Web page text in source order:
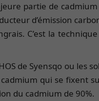
partie de
d’émission
C’est la
de Syensqo ou les
qui se fixent
du cadmium de 90%.